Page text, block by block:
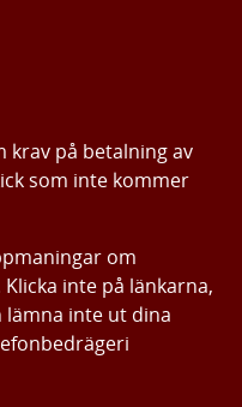
krav på betalning av
som inte kommer
om
inte på länkarna,
lämna inte ut dina